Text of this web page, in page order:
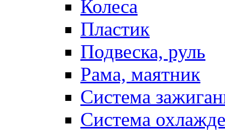
Колеса
Пластик
Подвеска, руль
Рама, маятник
Система
Система